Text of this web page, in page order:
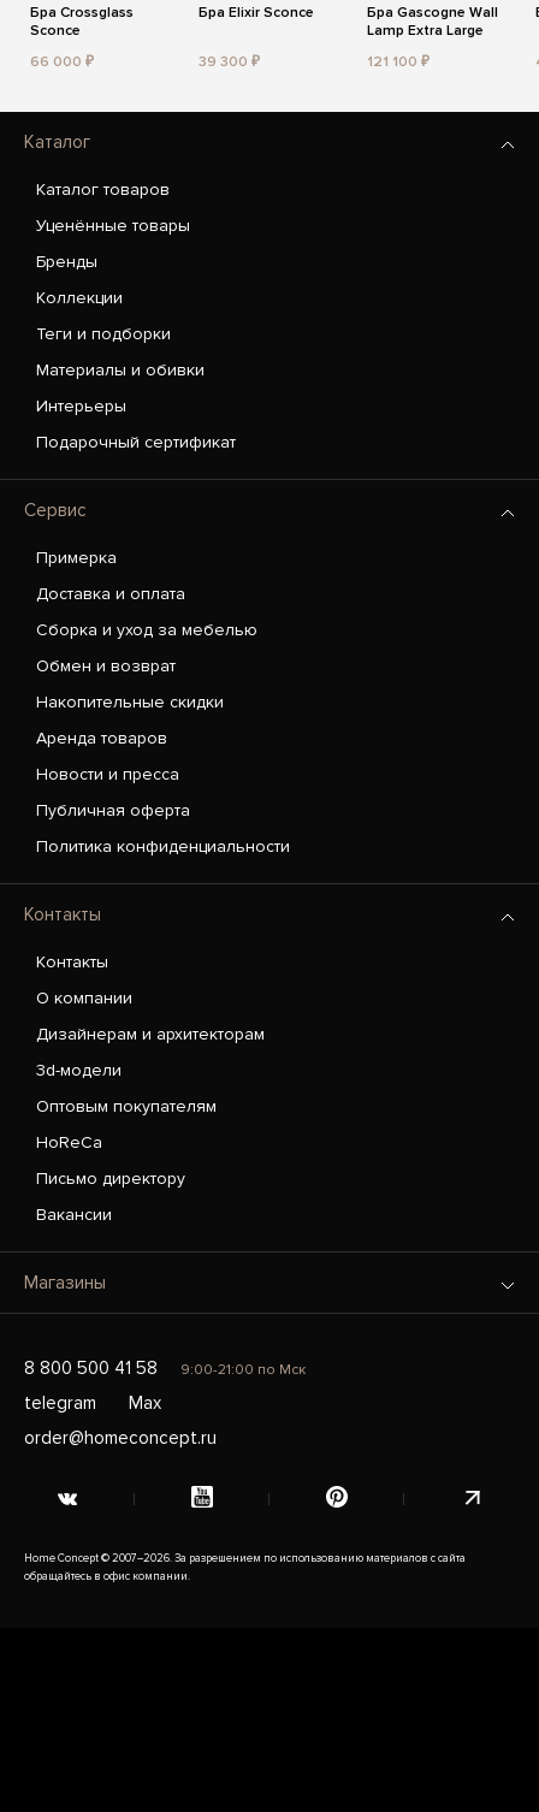
Бра Crossglass
Sconce
66 000 ₽
Бра Elixir Sconce
39 300 ₽
Бра Gascogne Wall
Lamp Extra Large
121 100 ₽
Каталог
Каталог товаров
Уценённые товары
Бренды
Коллекции
Теги и подборки
Материалы и обивки
Интерьеры
Подарочный сертификат
Сервис
Примерка
Доставка и оплата
Сборка и уход за мебелью
Обмен и возврат
Накопительные скидки
Аренда товаров
Новости и пресса
Публичная оферта
Политика конфиденциальности
Контакты
Контакты
О компании
Дизайнерам и архитекторам
3d-модели
Оптовым покупателям
HoReCa
Письмо директору
Вакансии
Магазины
8 800 500 41 58 9:00-21:00 по Мск
telegram
Max
order@homeconcept.ru
Home Concept © 2007–2026. За разрешением по использованию материалов с сайта
обращайтесь в офис компании.